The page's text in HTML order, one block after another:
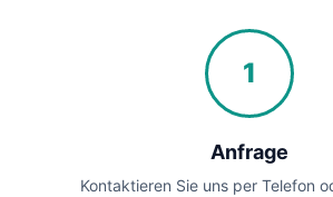
1
Anfrage
Kontaktieren Sie uns per Telefon